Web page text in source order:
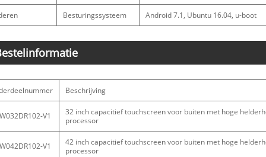
Besturingssysteem Android 7.1, Ubuntu 16.04, u-boot
Beschrijving
V1
32 inch capacitief touchscreen voor buiten met hoge
processor
V1
42 inch capacitief touchscreen voor buiten met hoge
processor